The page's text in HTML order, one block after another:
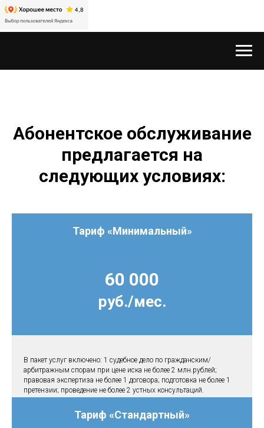
Абонентское обслуживание
предлагается на
следующих условиях:
Тариф «Минимальный»
60 000
руб./мес.
В пакет услуг включено: 1 судебное дело по гражданским/
арбитражным спорам при цене иска не более 2 млн.рублей;
правовая экспертиза не более 1 договора; подготовка не более 1
претензии; проведение не более 2 устных консультаций.
Тариф «Стандартный»